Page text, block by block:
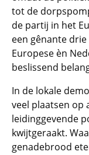
tot de
de partij in het
een gênante
Europese èn
beslissend
In de lokale
veel plaatsen op
leidinggevende
kwijtgeraakt.
genadebrood